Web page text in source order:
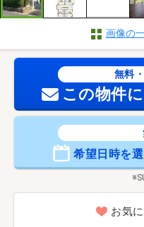
画像の
無料
この物件
希望日時を
お気